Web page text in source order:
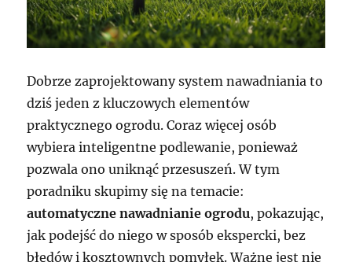
Dobrze zaprojektowany system nawadniania to
dziś jeden z kluczowych elementów
praktycznego ogrodu. Coraz więcej osób
wybiera inteligentne podlewanie, ponieważ
pozwala ono uniknąć przesuszeń. W tym
poradniku skupimy się na temacie:
automatyczne nawadnianie ogrodu, pokazując,
jak podejść do niego w sposób ekspercki, bez
błędów i kosztownych pomyłek. Ważne jest nie